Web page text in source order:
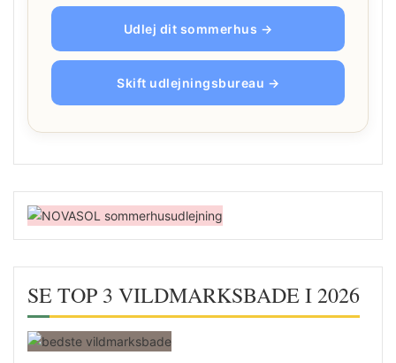
Udlej dit sommerhus →
Skift udlejningsbureau →
SE TOP 3 VILDMARKSBADE I 2026